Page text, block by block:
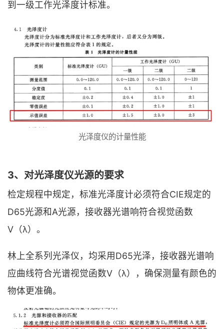
到一级工作光泽度计标准。
光泽度仪的计量性能
3、对光泽度仪光源的要求
检定规程中规定，标准光泽度计必须符合CIE规定的
D65光源和A光源，接收器光谱响符合视觉函数
V（λ）。
林上全系列光泽仪，均采用D65光泽，接收器光谱响
应曲线符合光谱视觉函数V（λ），确保测量有颜色的
物体更准确。